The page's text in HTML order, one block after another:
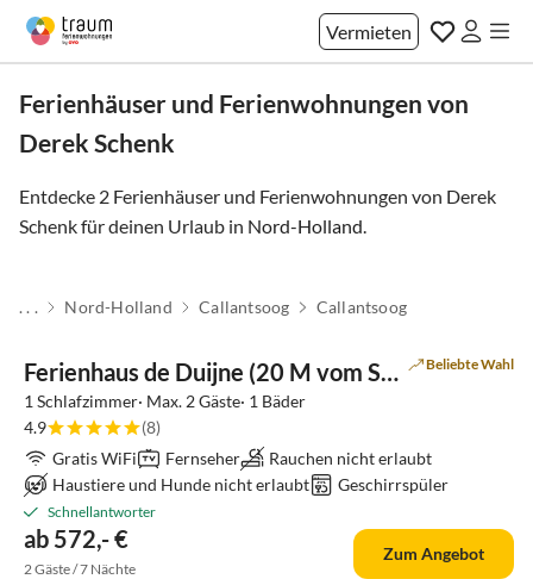
Vermieten
Ferienhäuser und Ferienwohnungen von
Derek Schenk
Entdecke 2 Ferienhäuser und Ferienwohnungen von Derek
Schenk für deinen Urlaub in Nord-Holland.
. . . Nord-Holland Callantsoog Callantsoog
Ferienhaus de Duijne (20 M vom Strand) Beliebte Wahl
1 Schlafzimmer· Max. 2 Gäste· 1 Bäder
4.9
(8)
Gratis WiFi
Fernseher
Rauchen nicht erlaubt
Haustiere und Hunde nicht erlaubt
Geschirrspüler
Schnellantworter
ab 572,- €
2 Gäste / 7 Nächte
Zum Angebot